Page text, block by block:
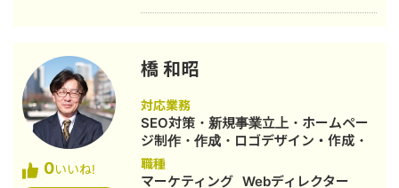
上げ2年で月800万UUまでグロースを
計2回 ・支援後、半年で売上数十億規
模のサービスのマーケティングKPI・売
上を昨対1.5倍以上成長の経験あり ・製
薬/医療機器メーカーのデジタル変革
（DX）、デジタルマーケティングの経
験あり 医療介護業界が得意ですが、支
0いいね!
橋 和昭
対応業務
SEO対策・新規事業立上・ホームペー
ジ制作・作成・ロゴデザイン・作成・
オウンドメディア制作・構築・運用代
行
職種
マーケティング Webディレクター